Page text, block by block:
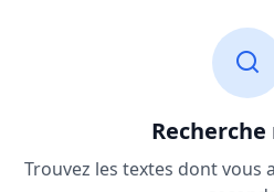
Trouvez les textes dont vous